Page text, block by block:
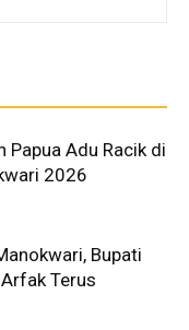
Papua Adu Racik di
2026
Bupati
Terus